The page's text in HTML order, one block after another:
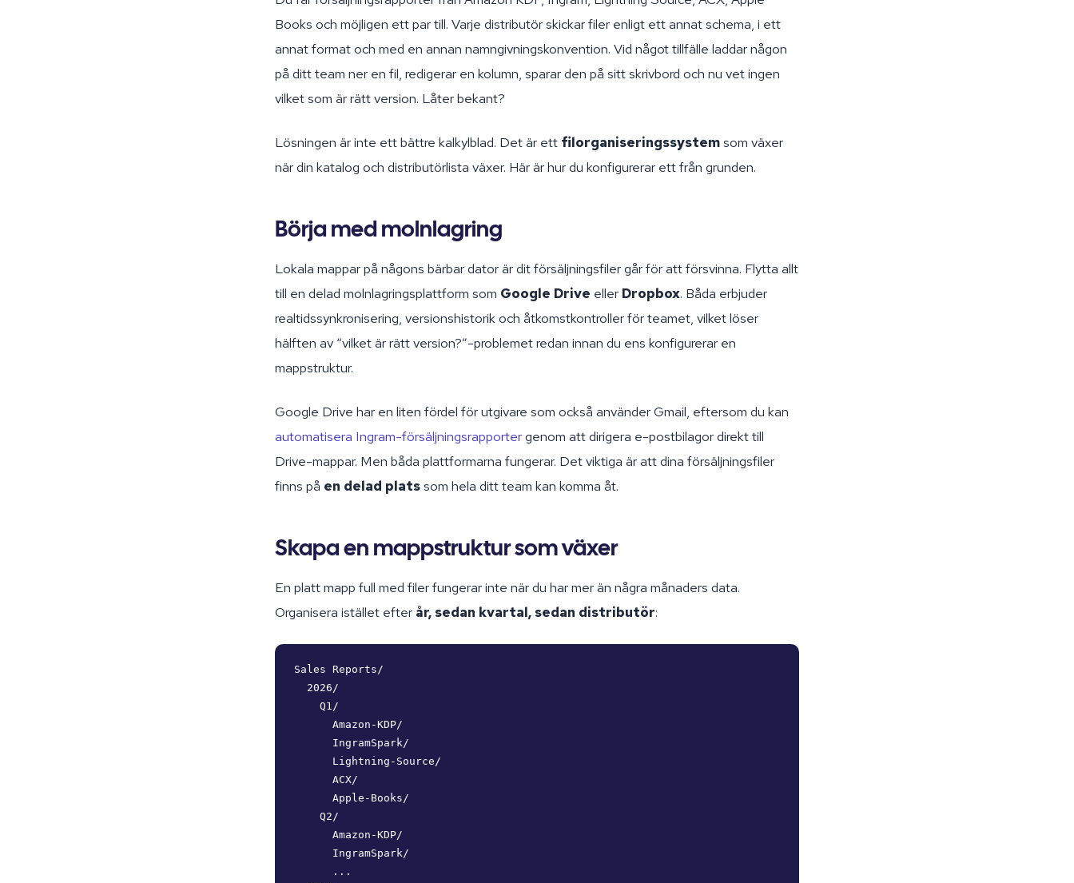
Books och möjligen ett par till. Varje distributör skickar filer enligt ett annat schema, i ett
annat format och med en annan namngivningskonvention. Vid något tillfälle laddar någon
på ditt team ner en fil, redigerar en kolumn, sparar den på sitt skrivbord och nu vet ingen
vilket som är rätt version. Låter bekant?
Lösningen är inte ett bättre kalkylblad. Det är ett filorganiseringssystemsom växer
när din katalog och distributörlista växer. Här är hur du konfigurerar ett från grunden.
Börja med molnlagring
Lokala mappar på någons bärbar dator är dit försäljningsfiler går för att försvinna. Flytta allt
till en delad molnlagringsplattform som Google Drive eller Dropbox. Båda erbjuder
realtidssynkronisering, versionshistorik och åtkomstkontroller för teamet, vilket löser
hälften av “vilket är rätt version?”-problemet redan innan du ens konfigurerar en
mappstruktur.
Google Drive har en liten fördel för utgivare som också använder Gmail, eftersom du kan
automatisera Ingram-försäljningsrapportergenom att dirigera e-postbilagor direkt till
Drive-mappar. Men båda plattformarna fungerar. Det viktiga är att dina försäljningsfiler
finns på en delad platssom hela ditt team kan komma åt.
Skapa en mappstruktur som växer
En platt mapp full med filer fungerar inte när du har mer än några månaders data.
Organisera istället efter år, sedan kvartal, sedan distributör:
Sales Reports/
  2026/
    Q1/
      Amazon-KDP/
      IngramSpark/
      Lightning-Source/
      ACX/
      Apple-Books/
    Q2/
      Amazon-KDP/
      IngramSpark/
      ...